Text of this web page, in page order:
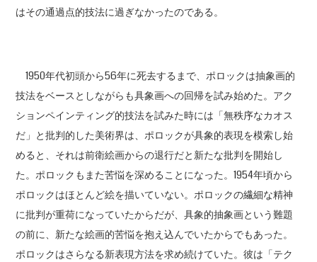
はその通過点的技法に過ぎなかったのである。
1950年代初頭から56年に死去するまで、ポロックは抽象画的
技法をベースとしながらも具象画への回帰を試み始めた。アク
ションペインティング的技法を試みた時には「無秩序なカオス
だ」と批判的した美術界は、ポロックが具象的表現を模索し始
めると、それは前衛絵画からの退行だと新たな批判を開始し
た。ポロックもまた苦悩を深めることになった。1954年頃から
ポロックはほとんど絵を描いていない。ポロックの繊細な精神
に批判が重荷になっていたからだが、具象的抽象画という難題
の前に、新たな絵画的苦悩を抱え込んでいたからでもあった。
ポロックはさらなる新表現方法を求め続けていた。彼は「テク